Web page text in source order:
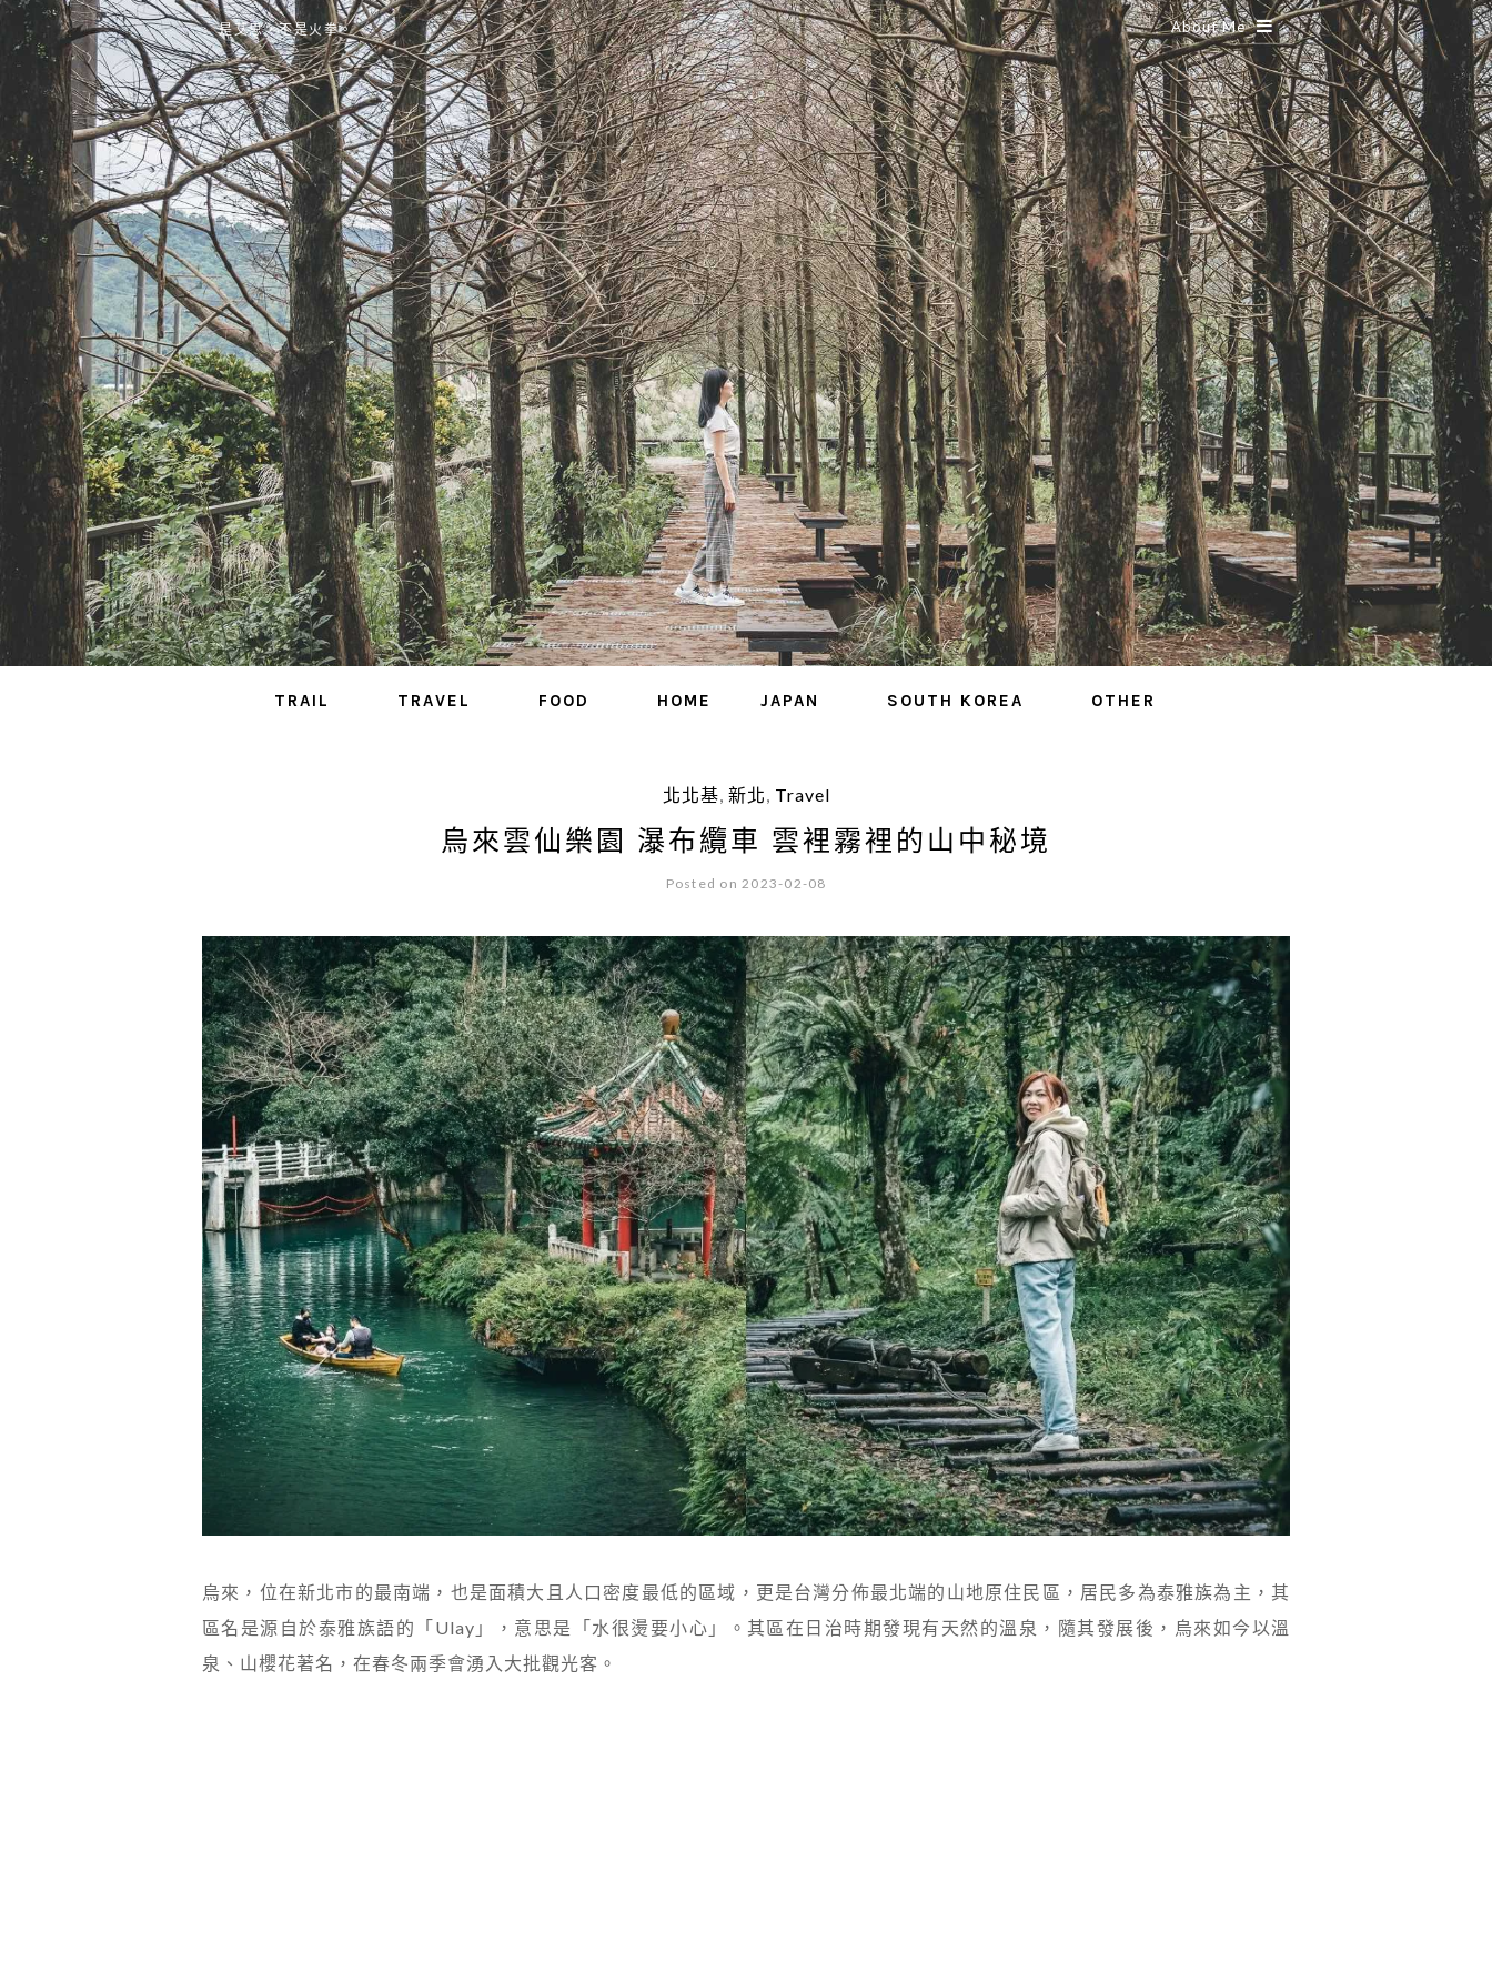
是艾思，不是火拳。 About Me
TRAIL TRAVEL FOOD HOME JAPAN SOUTH KOREA OTHER
北北基, 新北, Travel
烏來雲仙樂園 瀑布纜車 雲裡霧裡的山中秘境
Posted on 2023-02-08
烏來，位在新北市的最南端，也是面積大且人口密度最低的區域，更是台灣分佈最北端的山地原住民區，居民多為泰雅族為主，其
區名是源自於泰雅族語的「Ulay」，意思是「水很燙要小心」。其區在日治時期發現有天然的溫泉，隨其發展後，烏來如今以溫
泉、山櫻花著名，在春冬兩季會湧入大批觀光客。